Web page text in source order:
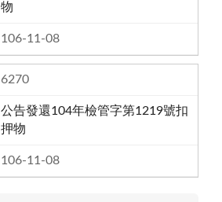
物
106-11-08
6270
公告發還104年檢管字第1219號扣
押物
106-11-08